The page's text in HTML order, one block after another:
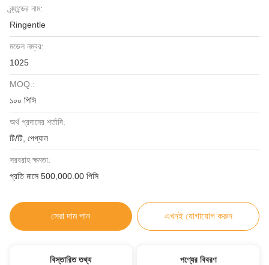
ব্র্যান্ডের নাম:
Ringentle
মডেল নম্বর:
1025
MOQ.:
১০০ পিসি
অর্থ প্রদানের শর্তাদি:
টি/টি, পেপ্যাল
সরবরাহ ক্ষমতা:
প্রতি মাসে 500,000.00 পিসি
সেরা দাম পান এখনই যোগাযোগ করুন
বিস্তারিত তথ্য পণ্যের বিবরণ